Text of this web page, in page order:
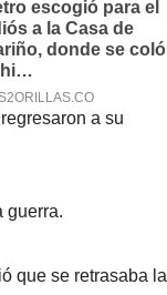
a su
guerra.
que se retrasaba la